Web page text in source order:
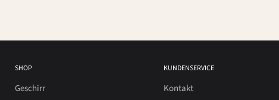
SHOP
Geschirr
KUNDENSERVICE
Kontakt